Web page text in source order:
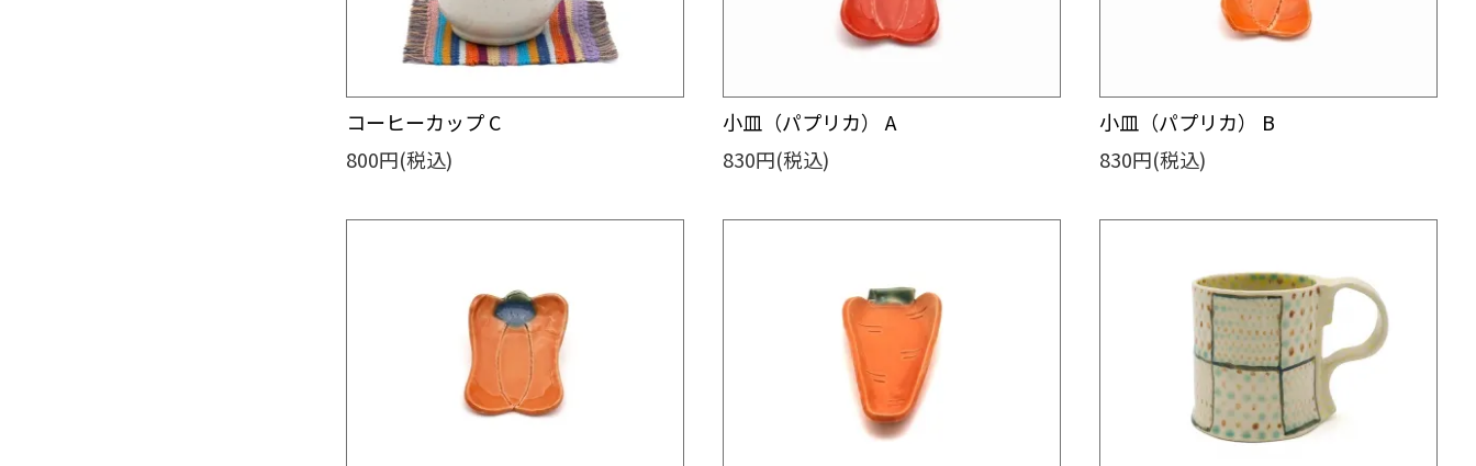
コーヒーカップ C
800円(税込)
小皿（パプリカ） A
830円(税込)
小皿（パプリカ） B
830円(税込)